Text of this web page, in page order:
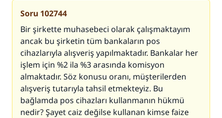
Soru 102744
Bir şirkette muhasebeci olarak çalışmaktayım
ancak bu şirketin tüm bankaların pos
cihazlarıyla alışveriş yapılmaktadır. Bankalar her
işlem için %2 ila %3 arasında komisyon
almaktadır. Söz konusu oranı, müşterilerden
alışveriş tutarıyla tahsil etmekteyiz. Bu
bağlamda pos cihazları kullanmanın hükmü
nedir? Şayet caiz değilse kullanan kimse faize